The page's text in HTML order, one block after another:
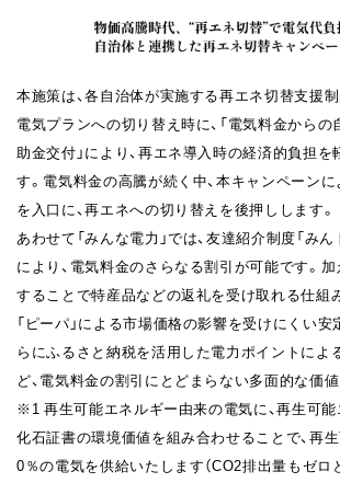
本施策は、各自治体が実施する再エネ切替支援
電気プランへの切り替え時に、「電気料金からの
助金交付」により、再エネ導入時の経済的負担
す。電気料金の高騰が続く中、本キャンペーン
を入口に、再エネへの切り替えを後押しします。
あわせて「みんな電力」では、友達紹介制度「み
により、電気料金のさらなる割引が可能です。加
することで特産品などの返礼を受け取れる仕組
「ピーパ」による市場価格の影響を受けにくい安
らにふるさと納税を活用した電力ポイントによ
ど、電気料金の割引にとどまらない多面的な価
※1 再生可能エネルギー由来の電気に、再生可
化石証書の環境価値を組み合わせることで、再
0％の電気を供給いたします（CO2排出量もゼロ